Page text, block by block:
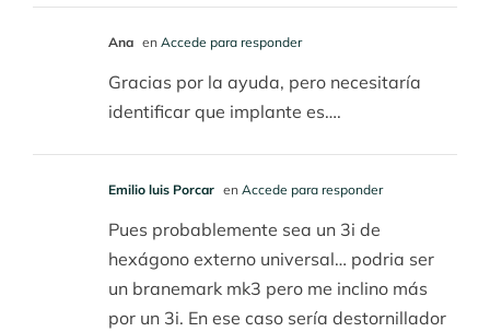
Ana en Accede para responder
Gracias por la ayuda, pero necesitaría
identificar que implante es….
Emilio luis Porcar en Accede para responder
Pues probablemente sea un 3i de
hexágono externo universal… podria ser
un branemark mk3 pero me inclino más
por un 3i. En ese caso sería destornillador